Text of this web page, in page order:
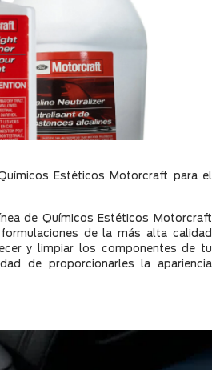
Estéticos Motorcraft para el
de Químicos Estéticos Motorcraft
de la más alta calidad
y limpiar los componentes de tu
de proporcionarles la apariencia